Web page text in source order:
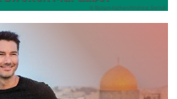
© Bistum Aachen/Andreas Steindl